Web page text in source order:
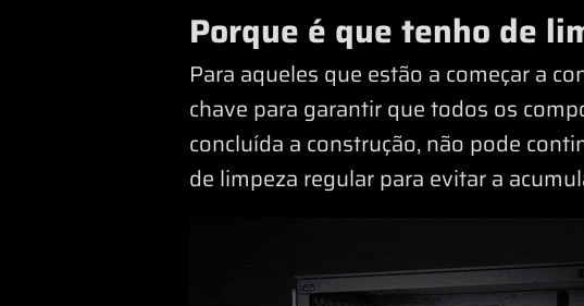
Porque é que tenho de
Para aqueles que estão a começar a
chave para garantir que todos os
concluída a construção, não pode
de limpeza regular para evitar a